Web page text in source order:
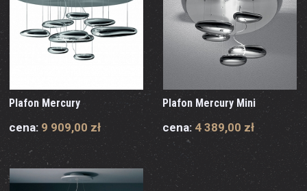
Plafon Mercury
cena: 9 909,00 zł
Plafon Mercury Mini
cena: 4 389,00 zł